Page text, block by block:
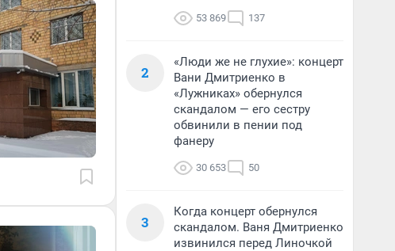
53 869 137
2
«Люди же не глухие»: концерт
Вани Дмитриенко в
«Лужниках» обернулся
скандалом — его сестру
обвинили в пении под
фанеру
30 653 50
3
Когда концерт обернулся
скандалом. Ваня Дмитриенко
извинился перед Линочкой